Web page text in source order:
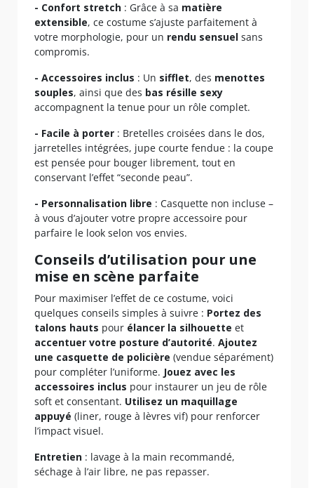
- Confort stretch : Grâce à sa matière
extensible, ce costume s’ajuste parfaitement à
votre morphologie, pour un rendu sensuel sans
compromis.
- Accessoires inclus : Un sifflet, des menottes
souples, ainsi que des bas résille sexy
accompagnent la tenue pour un rôle complet.
- Facile à porter : Bretelles croisées dans le dos,
jarretelles intégrées, jupe courte fendue : la coupe
est pensée pour bouger librement, tout en
conservant l’effet “seconde peau”.
- Personnalisation libre : Casquette non incluse –
à vous d’ajouter votre propre accessoire pour
parfaire le look selon vos envies.
Conseils d’utilisation pour une
mise en scène parfaite
Pour maximiser l’effet de ce costume, voici
quelques conseils simples à suivre : Portez des
talons hauts pour élancer la silhouette et
accentuer votre posture d’autorité. Ajoutez
une casquette de policière (vendue séparément)
pour compléter l’uniforme. Jouez avec les
accessoires inclus pour instaurer un jeu de rôle
soft et consentant. Utilisez un maquillage
appuyé (liner, rouge à lèvres vif) pour renforcer
l’impact visuel.
Entretien : lavage à la main recommandé,
séchage à l’air libre, ne pas repasser.